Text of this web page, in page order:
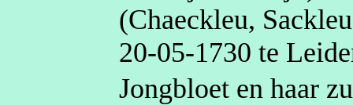
(Chaeckleu, Sackleu
20‑05‑1730 te
Jongbloet en haar